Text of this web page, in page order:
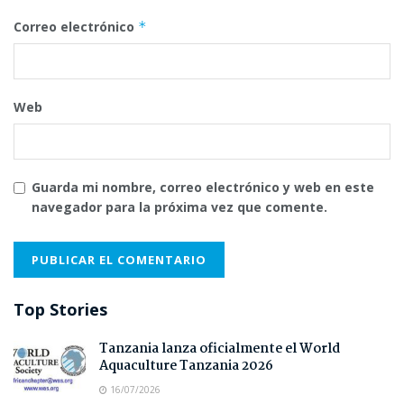
Correo electrónico *
Web
Guarda mi nombre, correo electrónico y web en este
navegador para la próxima vez que comente.
Top Stories
Tanzania lanza oficialmente el World
Aquaculture Tanzania 2026
16/07/2026